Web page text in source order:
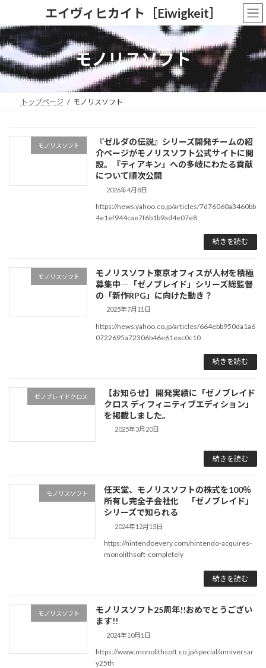
テ
ン
ツ
へ
ス
ゲ
ー
シ
ョ
ン
エイヴィヒカイト［Eiwigkeit］
モノリスソフト
トップページ モノリスソフト
モノリスソフト
『ゼルダの伝説』シリーズ開発チームの紹
介ページがモノリスソフト公式サイトに開
設。『ティアキン』への多岐にわたる貢献
について順次公開
2026年4月8日
https://news.yahoo.co.jp/articles/7d76060a3460bb
4e1ef944cae7f6b1b9ad4e07e8
続きを読む
モノリスソフト
モノリスソフト東京オフィスが人材を積極
募集中―「ゼノブレイド」シリーズ総監督
の「新作RPG」に向けた動き？
2025年7月11日
https://news.yahoo.co.jp/articles/664ebb950da1a6
0722695a72306b46e61eac0c10
続きを読む
ゼノブレイドクロス
【お知らせ】 開発実績に「ゼノブレイド
クロス ディフィニティブエディション」
を掲載しました。
2025年3月20日
続きを読む
モノリスソフト
任天堂、モノリスソフトの株式を100％
所有し完全子会社化 「ゼノブレイド」
シリーズで知られる
2024年12月13日
https://nintendoevery.com/nintendo-acquires-
monolithsoft-completely
続きを読む
モノリスソフト
モノリスソフト25周年!!おめでとうござい
ます!!
2024年10月1日
https://www.monolithsoft.co.jp/special/anniversar
y25th